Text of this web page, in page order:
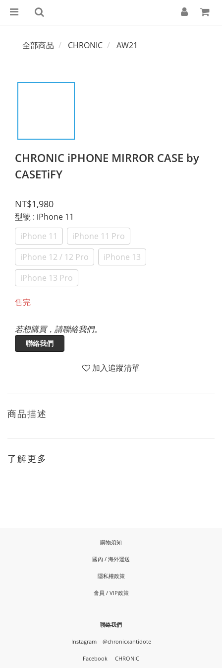
全部商品 CHRONIC AW21
CHRONIC iPHONE MIRROR CASE by
CASETiFY
NT$1,980
型號 : iPhone 11
iPhone 11
iPhone 11 Pro
iPhone 12 / 12 Pro
iPhone 13
iPhone 13 Pro
售完
若想購買，請聯絡我們。
聯絡我們
加入追蹤清單
商品描述
了解更多
購物須知
國內 / 海外運送
隱私權政策
會員 / VIP政策
聯絡我們
Instagram @chronicxantidote
Facebook CHRONIC